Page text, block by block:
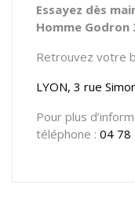
Essayez dès
Homme
Retrouvez votre
LYON, 3 rue
Pour plus
téléphone : 04 78